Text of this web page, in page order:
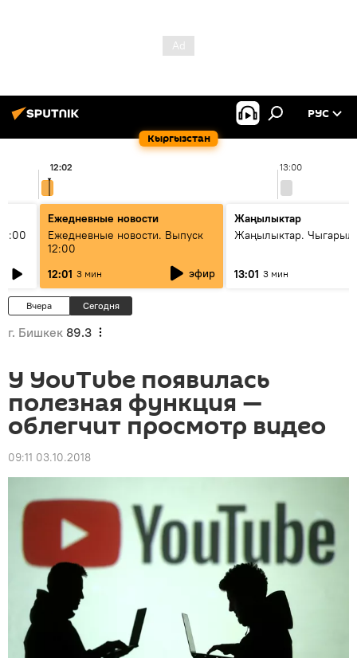
Кыргызстан
РУС
13:00
12:02
Ежедневные новости
Ежедневные новости. Выпуск
12:00
12:01 3 мин эфир
Жаңылыктар
Жаңылыктар.
13:01 3 мин
Вчера Сегодня
г. Бишкек 89.3
У YouTube появилась
полезная функция —
облегчит просмотр видео
09:11 03.10.2018